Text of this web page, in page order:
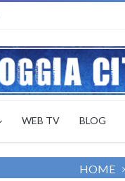
WEB TV BLOG
HOME